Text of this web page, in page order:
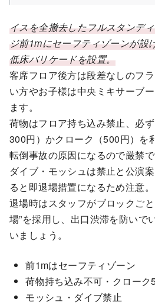
イスを全撤去したフルスタンデ
ジ前1mにセーフティゾーンが設
低床バリケードを設置。
客席フロア後方は段差なしのフ
い方やお子様は中央ミキサーブ
ます。
荷物はフロア持ち込み禁止、必
300円）かクローク（500円）を
転倒事故の原因になるので厳禁で
ダイブ・モッシュは禁止と公演
ると即退場措置になるため注意。
退場時はスタッフがブロックご
場”を採用し、出口渋滞を防いで
いましょう。
前1mはセーフティゾーン
荷物持ち込み不可・クローク
モッシュ・ダイブ禁止